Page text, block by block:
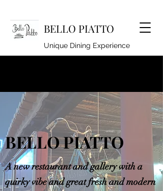
BELLO PIATTO
Unique Dining Experience
lindseyhoyle@hotmail.co.uk
920262994
BELLO PIATTO
A new restaurant and gallery with a
quirky vibe and great fresh and modern